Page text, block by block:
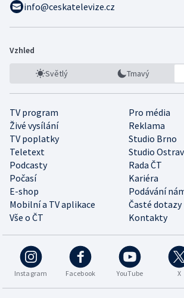
info@ceskatelevize.cz
Vzhled
Světlý Tmavý
TV program
Pro média
Živé vysílání
Reklama
TV poplatky
Studio Brno
Teletext
Studio
Podcasty
Rada ČT
Počasí
Kariéra
E-shop
Podávání
Mobilní a TV aplikace
Časté dotazy
Vše o ČT
Kontakty
Instagram Facebook YouTube X